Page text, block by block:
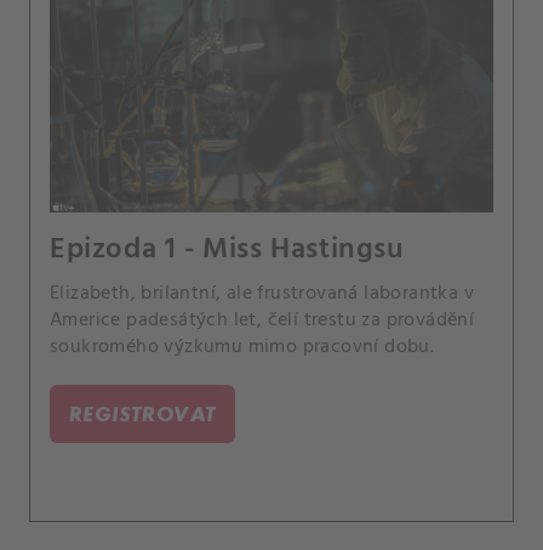
Epizoda 1 - Miss Hastingsu
Elizabeth, brilantní, ale frustrovaná laborantka v
Americe padesátých let, čelí trestu za provádění
soukromého výzkumu mimo pracovní dobu.
REGISTROVAT